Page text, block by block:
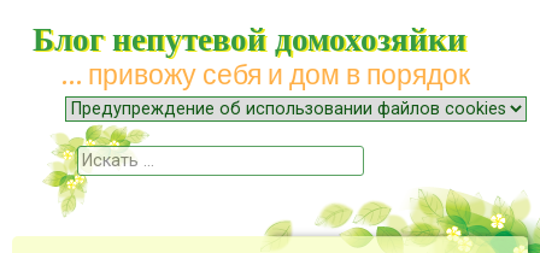
Блог непутевой домохозяйки
… привожу себя и дом в порядок
Меню
Наверх
Поиск